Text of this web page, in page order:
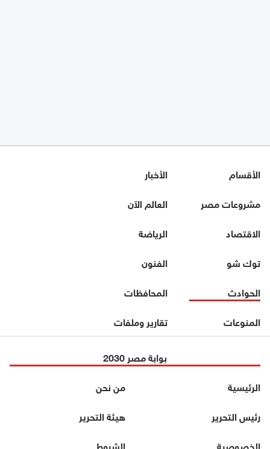
الأقسام
الأخبار
مشروعات مصر
العالم الآن
الاقتصاد
الرياضة
توك شو
الفنون
الحوادث
المحافظات
المنوعات
تقارير وملفات
بوابة مصر 2030
الرئيسية
من نحن
رئيس التحرير
هيئة التحرير
الخصوصية
الشروط